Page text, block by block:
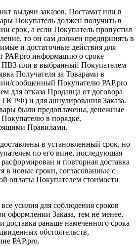
выдачи заказов, Постамат или в
Покупатель должен получить в
срок, а если Покупатель пропустил
то он сам должен предпринять в
и достаточные действия для
РАР.pro информацию о сроке
ПВЗ или в выбранный Покупателем
Получателя за Товарами в
сообщенный Покупателю РАР.pro
для отказа Продавца от договора
РФ) и для аннулирования Заказа.
были предоплачены, денежные
Покупателю в порядке,
Правилами.
в установленный срок, но
по его вине, последующая
расформирован и повторная доставка
в новые сроки, согласованные с
оплаты Покупателем стоимости
усилия для соблюдения сроков
оформлении Заказа, тем не менее,
доставка раньше намеченного срока
обстоятельств,
РАР.pro.